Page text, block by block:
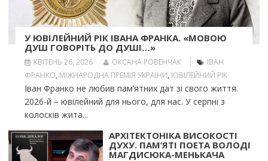
У ЮВІЛЕЙНИЙ РІК ІВАНА ФРАНКА. «МОВОЮ
ДУШ ГОВОРІТЬ ДО ДУШІ…»
КВІТЕНЬ 26, 2026 ОКСАНА РОВЕНЧАК
ІВАН
ФРАНКО, МІЖНАРОДНА ПРЕМІЯ УКРАЇНИ, ЮВІЛЕЙНИЙ РІК
Іван Франко не любив пам’ятних дат зі свого життя.
2026-й – ювілейний для нього, для нас. У серпні з
колосків жита...
АРХІТЕКТОНІКА ВИСОКОСТІ
ДУХУ. ПАМ’ЯТІ ПОЕТА ВОЛОДІ
МАГДИСЮКА-МЕНЬКАЧА